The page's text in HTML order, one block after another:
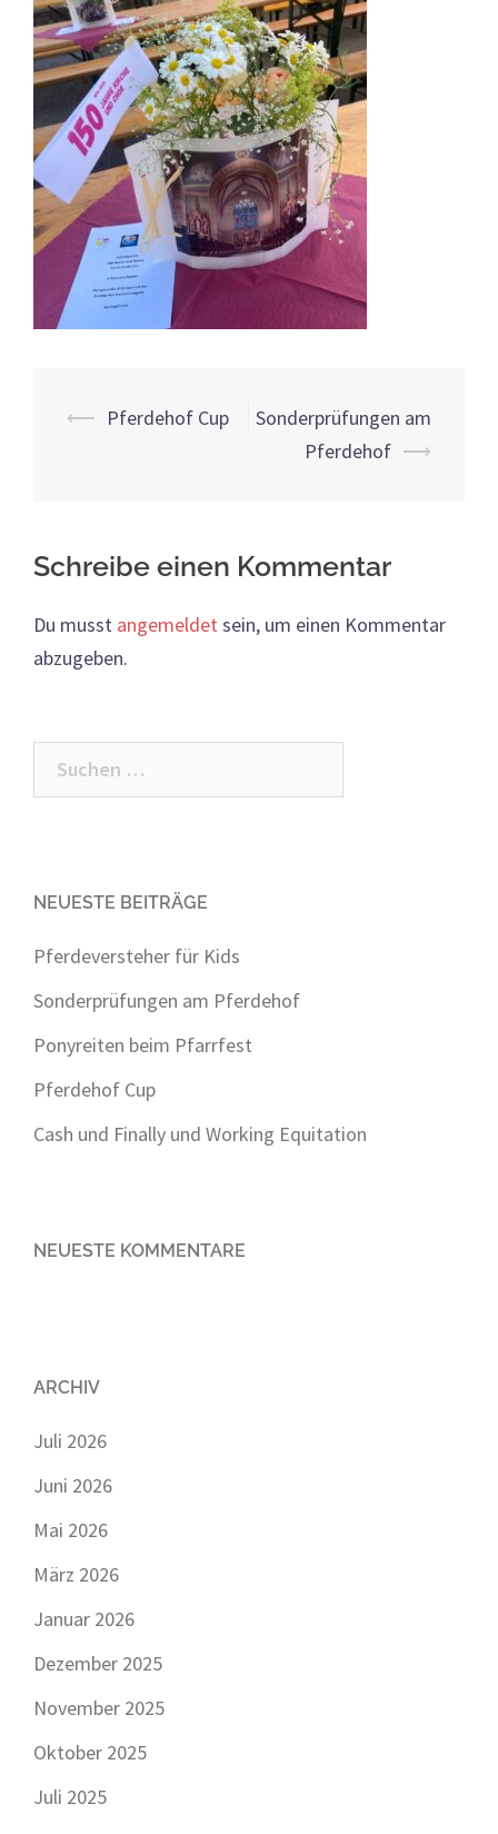
Beitrags-
⟵ Pferdehof Cup
Sonderprüfungen am
Pferdehof ⟶
Schreibe einen Kommentar
Du musst angemeldet sein, um einen Kommentar
abzugeben.
Suchen
NEUESTE BEITRÄGE
Pferdeversteher für Kids
Sonderprüfungen am Pferdehof
Ponyreiten beim Pfarrfest
Pferdehof Cup
Cash und Finally und Working Equitation
NEUESTE KOMMENTARE
ARCHIV
Juli 2026
Juni 2026
Mai 2026
März 2026
Januar 2026
Dezember 2025
November 2025
Oktober 2025
Juli 2025